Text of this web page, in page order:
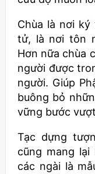
Chùa là nơi
tử, là nơi tôn
Hơn nữa chùa
người được
người. Giúp
buông bỏ
vững bước
Tạc dựng
cũng mang
các ngài là